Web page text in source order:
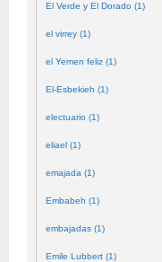
El Verde y El Dorado (1)
el virrey (1)
el Yemen feliz (1)
El-Esbekieh (1)
electuario (1)
eliael (1)
emajada (1)
Embabeh (1)
embajadas (1)
Emile Lubbert (1)